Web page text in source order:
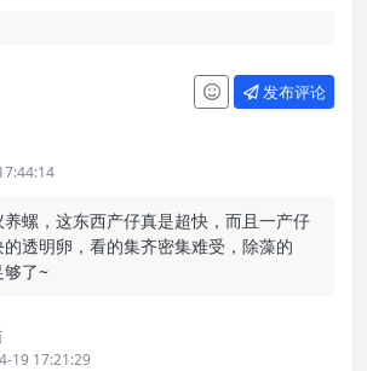
发布评论
螺，这东西产仔真是超快，而且一产仔
透明卵，看的集齐密集难受，除藻的
够了~
19 17:21:29